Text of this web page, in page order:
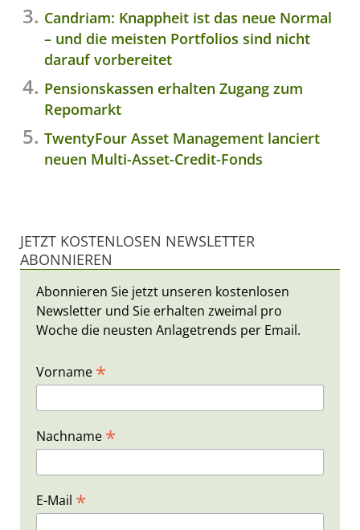
Candriam: Knappheit ist das neue Normal
– und die meisten Portfolios sind nicht
darauf vorbereitet
Pensionskassen erhalten Zugang zum
Repomarkt
TwentyFour Asset Management lanciert
neuen Multi-Asset-Credit-Fonds
JETZT KOSTENLOSEN NEWSLETTER
ABONNIEREN
Abonnieren Sie jetzt unseren kostenlosen
Newsletter und Sie erhalten zweimal pro
Woche die neusten Anlagetrends per Email.
Vorname *
Nachname *
E-Mail *